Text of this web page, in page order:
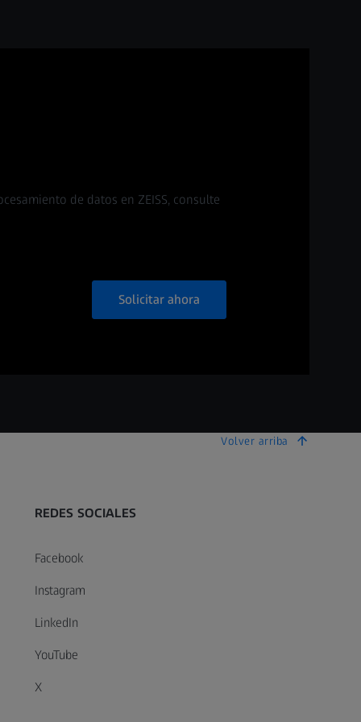
de datos en ZEISS, consulte
Solicitar ahora
Volver arriba
REDES SOCIALES
Facebook
Instagram
LinkedIn
YouTube
X